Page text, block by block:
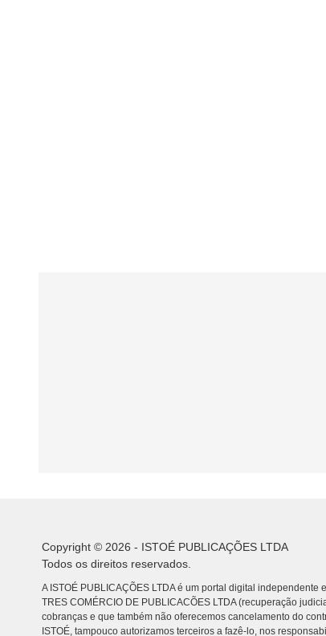
Copyright © 2026 - ISTOÉ PUBLICAÇÕES LTDA
Todos os direitos reservados.
A ISTOÉ PUBLICAÇÕES LTDA é um portal digital
TRES COMÉRCIO DE PUBLICACÕES LTDA (recuperação
cobranças e que também não oferecemos cancelamento do
ISTOÉ, tampouco autorizamos terceiros a fazê-lo, nos